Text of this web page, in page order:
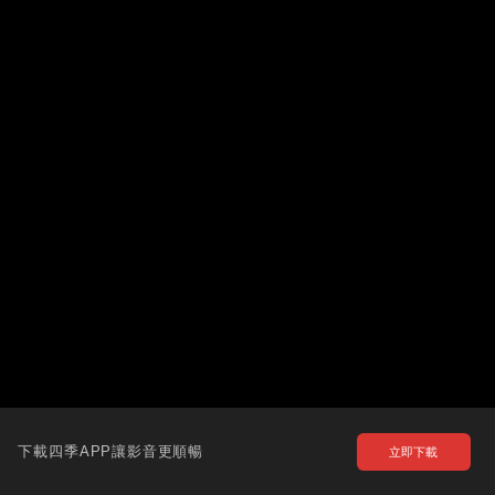
下載四季APP讓影音更順暢 立即下載